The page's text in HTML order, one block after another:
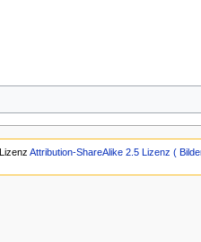
Attribution-ShareAlike 2.5 Lizenz (